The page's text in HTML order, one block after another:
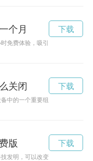
个月
免费体验，吸引了大批人前来探
下载
关闭
中的一个重要组成部分，它可
下载
版
发明，可以改变地球上的日夜
下载